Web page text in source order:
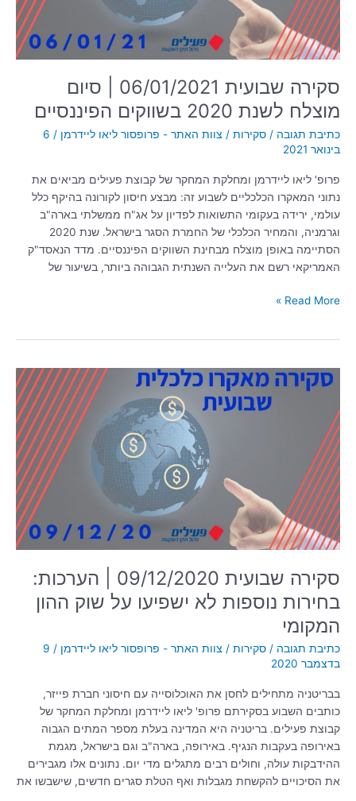
סקירה שבועית 06/01/2021 | סיום
מוצלח לשנת 2020 בשווקים הפיננסיים
כתיבת תגובה / סקירות / צוות האתר - פרופסור ליאו ליידרמן /
6
בינואר 2021
פרופ' ליאו ליידרמן ומחלקת המחקר של קבוצת פעילים מביאים את
נתוני המאקרו הכלכליים לשבוע זה: מבצע חיסון לקורונה בהיקף כלל
עולמי, ירידה בעקומי התשואות לפדיון על אג"ח ממשלתי בארה"ב
וגרמניה, והמחיר הכלכלי של החמרת הסגר בישראל. שנת 2020
הסתיימה באופן מוצלח מבחינת השווקים הפיננסיים. מדד הנאסד"ק
האמריקאי רשם את העלייה השנתית הגבוהה ביותר, בשיעור של
2020
בשווקים
הפיננסיים
Read More »
סקירה שבועית 09/12/2020 | הערכות:
בחירות נוספות לא ישפיעו על שוק ההון
המקומי
כתיבת תגובה / סקירות / צוות האתר - פרופסור ליאו ליידרמן /
9
בדצמבר 2020
בבריטניה מתחילים לחסן את האוכלוסייה עם חיסוני חברת פייזר,
כותבים השבוע בסקירתם פרופ' ליאו ליידרמן ומחלקת המחקר של
קבוצת פעילים. בריטניה היא המדינה בעלת מספר המתים הגבוה
באירופה בעקבות הנגיף. באירופה, בארה"ב וגם בישראל, מגמת
ההידבקות עולה, וחולים רבים מתגלים מדי יום. נתונים אלו מגבירים
את הסיכויים להקשחת מגבלות ואף הטלת סגרים חדשים, שישבשו את
סקירה
שבועית
09/12/2020
|
הערכות:
בחירות
נוספות
לא
ישפיעו
על
שוק
המקומי